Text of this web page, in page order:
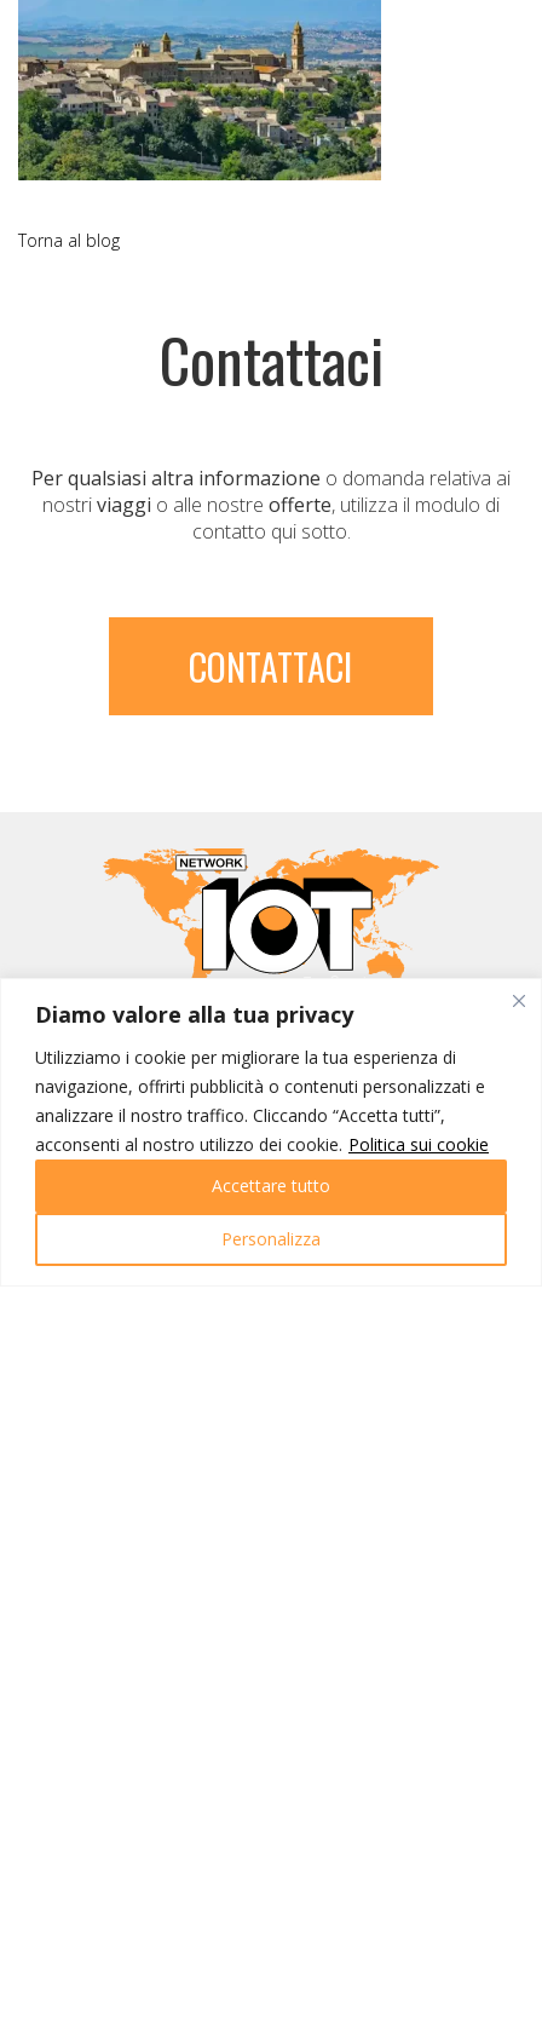
Diamo valore alla tua privacy
Utilizziamo i cookie per migliorare la tua esperienza di
navigazione, offrirti pubblicità o contenuti personalizzati e
analizzare il nostro traffico. Cliccando “Accetta tutti”,
acconsenti al nostro utilizzo dei cookie. Politica sui cookie
Personalizza
Accettare tutto
Torna al blog
Contattaci
Per qualsiasi altra informazione o domanda relativa ai
nostriviaggi o alle nostre offerte, utilizza il modulo di
contatto qui sotto.
CONTATTACI
MONDO IOT VIAGGI
Corporate
Contatti
I NOSTRI PRODOTTI
Destinazioni
Partenze
Emozioni di viaggio
Newsletter